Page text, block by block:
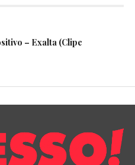
– Exalta (Clipe